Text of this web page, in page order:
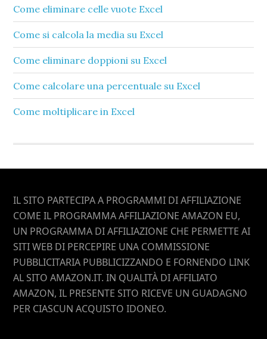
Come eliminare celle vuote Excel​
Come si calcola la media su Excel​
Come eliminare doppioni su Excel​
Come calcolare una percentuale su Excel​
Come moltiplicare in Excel​
Footer
IL SITO PARTECIPA A PROGRAMMI DI AFFILIAZIONE
COME IL PROGRAMMA AFFILIAZIONE AMAZON EU,
UN PROGRAMMA DI AFFILIAZIONE CHE PERMETTE AI
SITI WEB DI PERCEPIRE UNA COMMISSIONE
PUBBLICITARIA PUBBLICIZZANDO E FORNENDO LINK
AL SITO AMAZON.IT. IN QUALITÀ DI AFFILIATO
AMAZON, IL PRESENTE SITO RICEVE UN GUADAGNO
PER CIASCUN ACQUISTO IDONEO.